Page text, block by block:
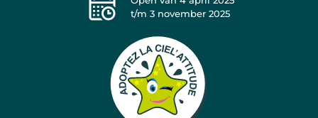
t/m 3 november 2025